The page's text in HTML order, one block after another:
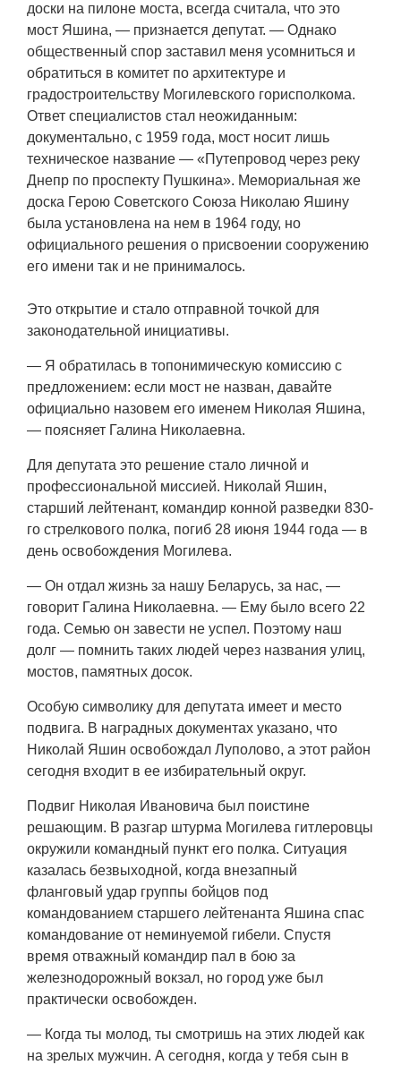
доски на пилоне моста, всегда считала, что это
мост Яшина, — признается депутат. — Однако
общественный спор заставил меня усомниться и
обратиться в комитет по архитектуре и
градостроительству Могилевского горисполкома.
Ответ специалистов стал неожиданным:
документально, с 1959 года, мост носит лишь
техническое название — «Путепровод через реку
Днепр по проспекту Пушкина». Мемориальная же
доска Герою Советского Союза Николаю Яшину
была установлена на нем в 1964 году, но
официального решения о присвоении сооружению
его имени так и не принималось.
Это открытие и стало отправной точкой для
законодательной инициативы.
— Я обратилась в топонимическую комиссию с
предложением: если мост не назван, давайте
официально назовем его именем Николая Яшина,
— поясняет Галина Николаевна.
Для депутата это решение стало личной и
профессиональной миссией. Николай Яшин,
старший лейтенант, командир конной разведки 830-
го стрелкового полка, погиб 28 июня 1944 года — в
день освобождения Могилева.
— Он отдал жизнь за нашу Беларусь, за нас, —
говорит Галина Николаевна. — Ему было всего 22
года. Семью он завести не успел. Поэтому наш
долг — помнить таких людей через названия улиц,
мостов, памятных досок.
Особую символику для депутата имеет и место
подвига. В наградных документах указано, что
Николай Яшин освобождал Луполово, а этот район
сегодня входит в ее избирательный округ.
Подвиг Николая Ивановича был поистине
решающим. В разгар штурма Могилева гитлеровцы
окружили командный пункт его полка. Ситуация
казалась безвыходной, когда внезапный
фланговый удар группы бойцов под
командованием старшего лейтенанта Яшина спас
командование от неминуемой гибели. Спустя
время отважный командир пал в бою за
железнодорожный вокзал, но город уже был
практически освобожден.
— Когда ты молод, ты смотришь на этих людей как
на зрелых мужчин. А сегодня, когда у тебя сын в